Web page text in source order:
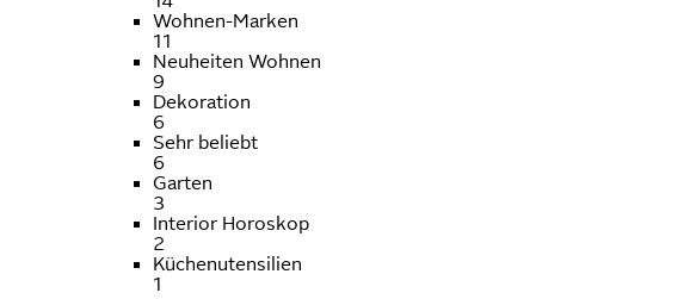
Wohnen-Marken
11
Neuheiten Wohnen
9
Dekoration
6
Sehr beliebt
6
Garten
3
Interior Horoskop
2
Küchenutensilien
1